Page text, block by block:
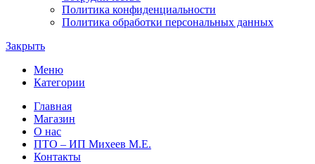
Политика конфиденциальности
Политика обработки персональных данных
Закрыть
Меню
Категории
Главная
Магазин
О нас
ПТО – ИП Михеев М.Е.
Контакты